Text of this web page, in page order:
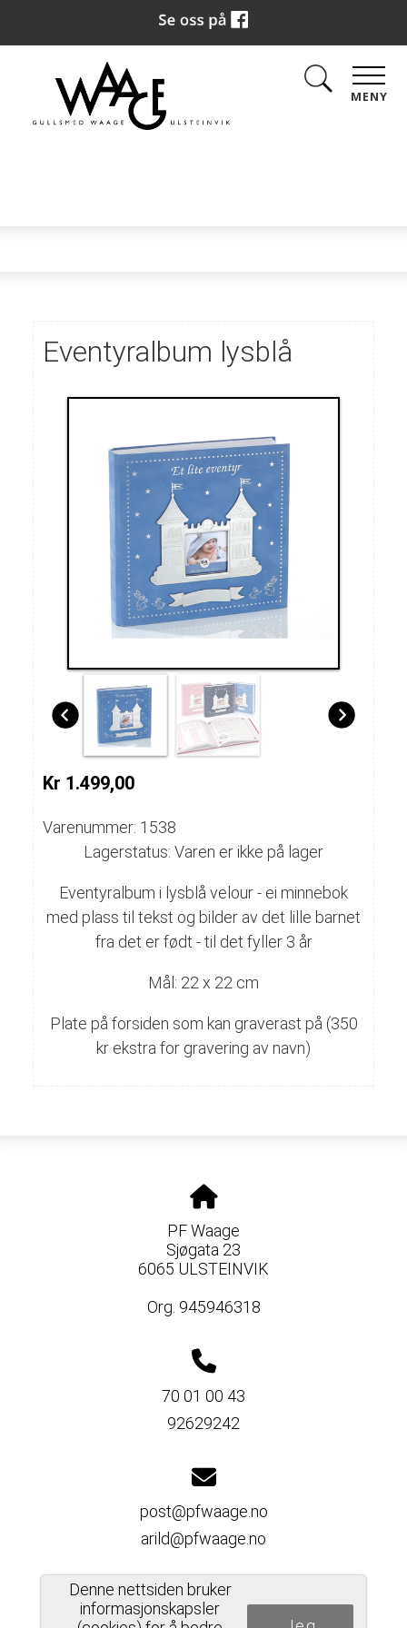
MENY
Eventyralbum lysblå
Kr 1.499,00
Varenummer: 1538
Lagerstatus: Varen er ikke på lager
Eventyralbum i lysblå velour - ei minnebok
med plass til tekst og bilder av det lille barnet
fra det er født - til det fyller 3 år
Mål: 22 x 22 cm
Plate på forsiden som kan graverast på (350
kr ekstra for gravering av navn)
PF Waage
Sjøgata 23
6065 ULSTEINVIK
Org. 945946318
70 01 00 43
92629242
post@pfwaage.no
arild@pfwaage.no
Denne nettsiden bruker
informasjonskapsler